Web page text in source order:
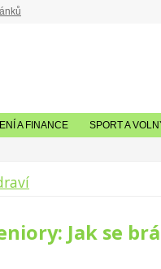
A FINANCE SPORT A
Jak se